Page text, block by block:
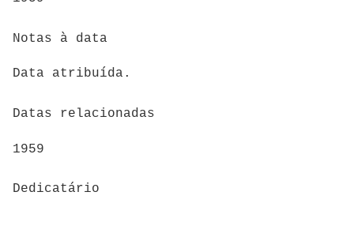
Notas à data
Data atribuída.
Datas relacionadas
1959
Dedicatário